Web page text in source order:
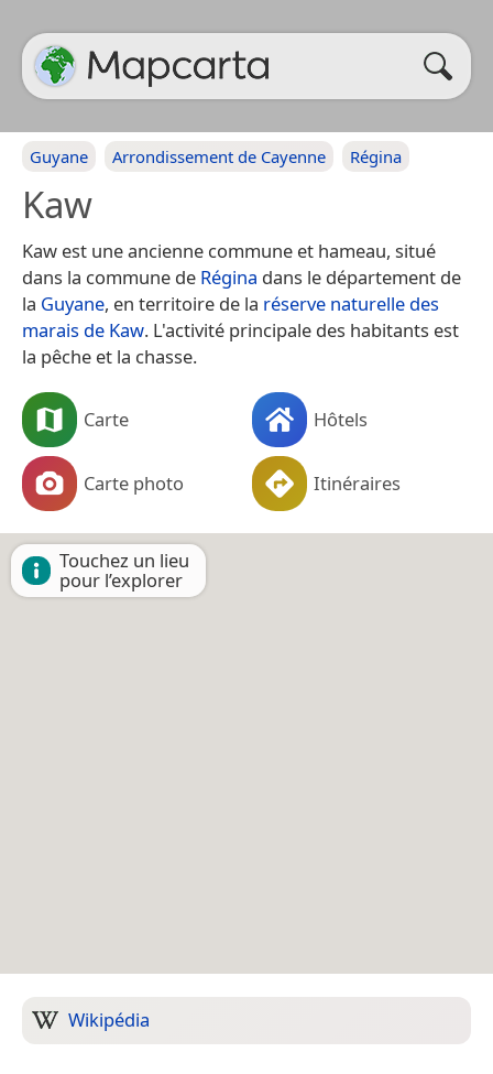
Guyane Arrondissement de Cayenne Régina
Kaw
Kaw est une ancienne commune et hameau, situé
dans la commune de Régina dans le département de
la Guyane, en territoire de la réserve naturelle des
marais de Kaw. L'activité principale des habitants est
la pêche et la chasse.
Carte Hôtels
Carte photo Itinéraires
Touchez un lieu
pour l’explorer
Wikipédia